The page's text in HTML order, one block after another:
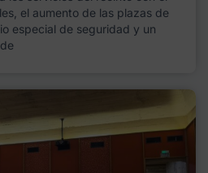
el aumento de las plazas de
especial de seguridad y un